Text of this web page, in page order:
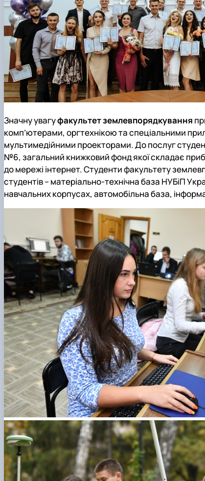
Значну увагуфакультет землевпорядкування
комп’ютерами, оргтехнікою та спеціальними
мультимедійними проекторами. До послуг
№6, загальний книжковий фонд якої складає
до мережі інтернет. Студенти факультету
студентів – матеріально-технічна база НУБіП
навчальних корпусах, автомобільна база,